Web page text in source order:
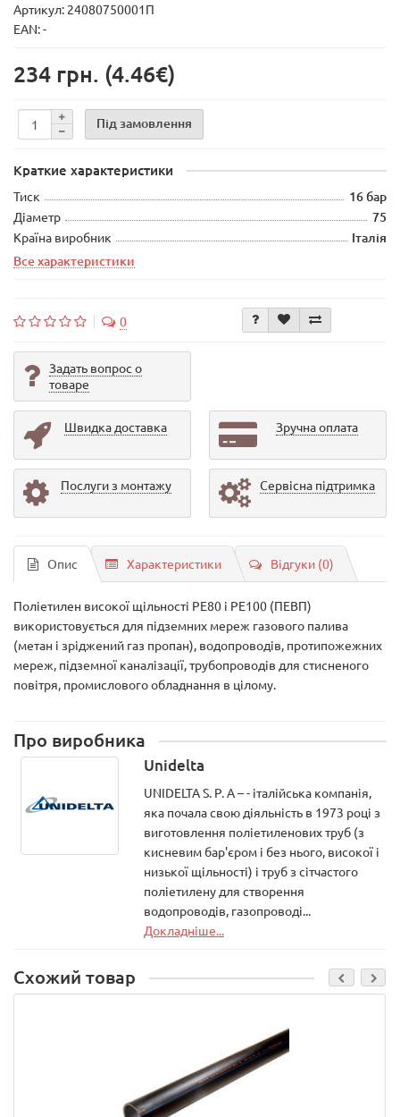
Артикул: 24080750001П
EAN: -
234 грн. (4.46€)
Під замовлення
Краткие характеристики
Тиск 16 бар
Діаметр 75
Країна виробник
Італія
Все характеристики
0
Задать вопрос о
товаре
Швидка доставка Зручна оплата
Послуги з монтажу Сервісна підтримка
Опис Характеристики Відгуки (0)
Поліетилен високої щільності PE80 і PE100 (ПЕВП)
використовується для підземних мереж газового палива
(метан і зріджений газ пропан), водопроводів, протипожежних
мереж, підземної каналізації, трубопроводів для стисненого
повітря, промислового обладнання в цілому.
Про виробника
Unidelta
UNIDELTA S. P. A – - італійська компанія,
яка почала свою діяльність в 1973 році з
виготовлення поліетиленових труб (з
кисневим бар'єром і без нього, високої і
низької щільності) і труб з сітчастого
поліетилену для створення
водопроводів, газопроводі...
Докладніше...
Схожий товар